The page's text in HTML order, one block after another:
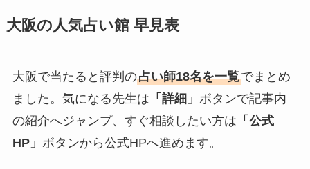
大阪の人気占い館 早見表
大阪で当たると評判の占い師18名を一覧でまとめ
ました。気になる先生は 「詳細」 ボタンで記事内
の紹介へジャンプ、すぐ相談したい方は 「公式
HP」 ボタンから公式HPへ進めます。